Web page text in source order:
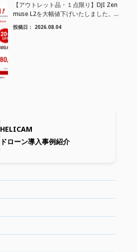
【アウトレット品・１点限り】DJI Zen
muse L2を大幅値下げいたしました。｜
HELICAM STORE
投稿日： 2026.08.04
HELICAM
ドローン導入事例紹介